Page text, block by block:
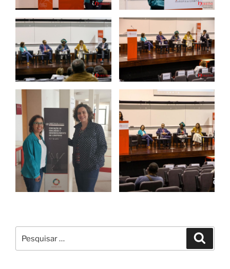
por: